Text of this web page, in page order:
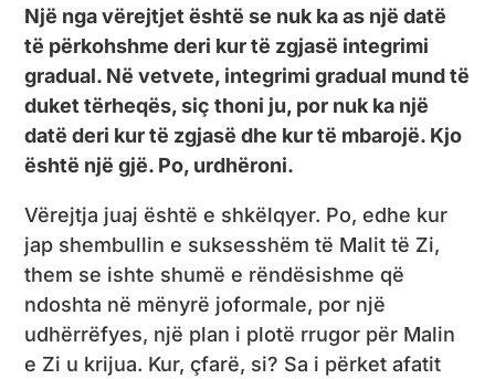
Një nga vërejtjet është se nuk ka as një datë
të përkohshme deri kur të zgjasë integrimi
gradual. Në vetvete, integrimi gradual mund të
duket tërheqës, siç thoni ju, por nuk ka një
datë deri kur të zgjasë dhe kur të mbarojë. Kjo
është një gjë. Po, urdhëroni.
Vërejtja juaj është e shkëlqyer. Po, edhe kur
jap shembullin e suksesshëm të Malit të Zi,
them se ishte shumë e rëndësishme që
ndoshta në mënyrë joformale, por një
udhërrëfyes, një plan i plotë rrugor për Malin
e Zi u krijua. Kur, çfarë, si? Sa i përket afatit